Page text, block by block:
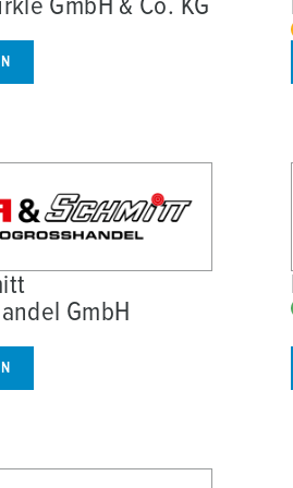
GmbH & Co. KG
GmbH